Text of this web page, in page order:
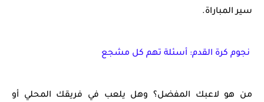
سير المباراة.
نجوم كرة القدم: أسئلة تهم كل مشجع
من هو لاعبك المفضل؟ وهل يلعب في فريقك المحلي أو